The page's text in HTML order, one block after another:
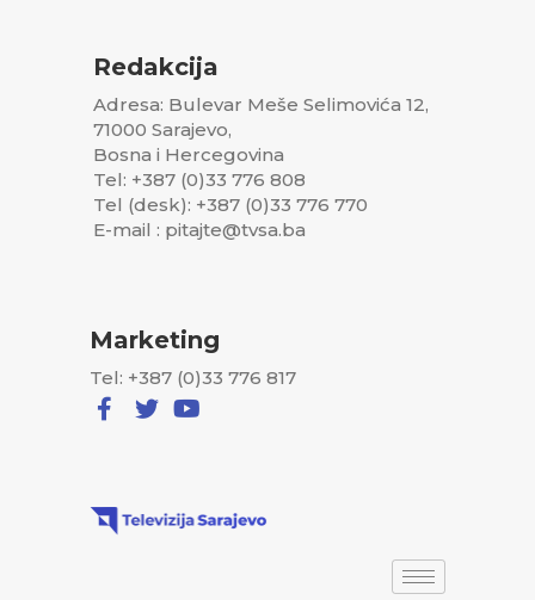
Redakcija
Adresa: Bulevar Meše Selimovića 12,
71000 Sarajevo,
Bosna i Hercegovina
Tel: +387 (0)33 776 808
Tel (desk): +387 (0)33 776 770
E-mail : pitajte@tvsa.ba
Marketing
Tel: +387 (0)33 776 817